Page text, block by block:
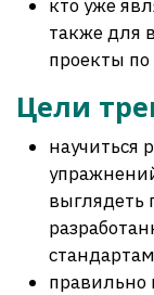
кто уже
также для
проекты
Цели
научиться
выглядеть
правильно